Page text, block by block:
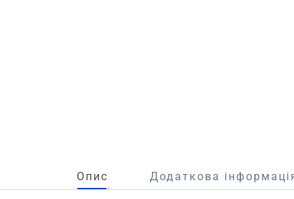
Опис Додаткова